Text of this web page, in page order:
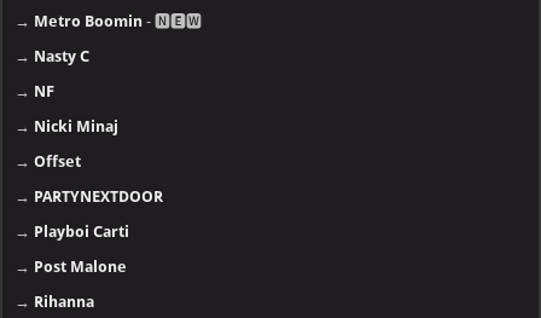
→ Metro Boomin - 🅽🅴🆆
→ Nasty C
→ NF
→ Nicki Minaj
→Offset
→ PARTYNEXTDOOR
→ Playboi Carti
→ Post Malone
→ Rihanna